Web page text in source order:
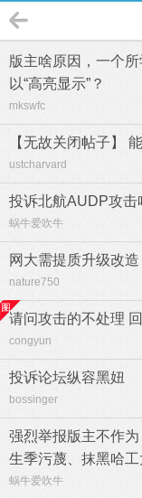
版主啥原因，一个
以“高亮显示”？
mkswfc
【无故关闭帖子】
ustcharvard
投诉北航AUDP攻
蜗牛爱吹牛
网大需提质升级改造
nature750
请问攻击的不处理
congyun
投诉论坛纵容黑妞
bossinger
强烈举报版主不作
生季污蔑、抹黑哈工
蜗牛爱吹牛